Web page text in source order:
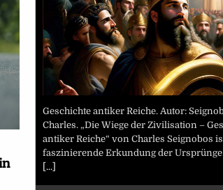
Geschichte antiker Reiche. Autor:
Charles. „Die Wiege der Zivilisation –
antiker Reiche“ von Charles Seignobos
faszinierende Erkundung der
[...]